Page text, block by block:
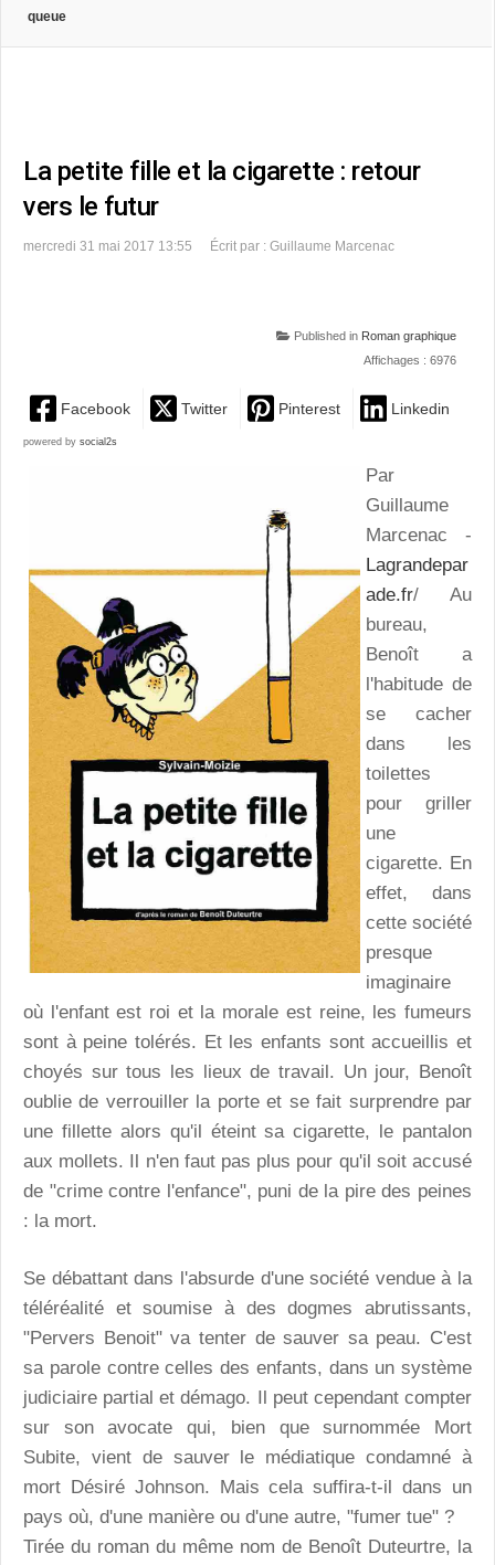
queue
La petite fille et la cigarette : retour
vers le futur
mercredi 31 mai 2017 13:55 Écrit par : Guillaume Marcenac
Published in Roman graphique
Affichages : 6976
Facebook Twitter Pinterest Linkedin
powered by social2s
Par
Guillaume
Marcenac -
Lagrandepar
ade.fr/ Au
bureau,
Benoît a
l'habitude de
se cacher
dans les
toilettes
pour griller
une
cigarette. En
effet, dans
cette société
presque
imaginaire
où l'enfant est roi et la morale est reine, les fumeurs
sont à peine tolérés. Et les enfants sont accueillis et
choyés sur tous les lieux de travail. Un jour, Benoît
oublie de verrouiller la porte et se fait surprendre par
une fillette alors qu'il éteint sa cigarette, le pantalon
aux mollets. Il n'en faut pas plus pour qu'il soit accusé
de "crime contre l'enfance", puni de la pire des peines
: la mort.
Se débattant dans l'absurde d'une société vendue à la
téléréalité et soumise à des dogmes abrutissants,
"Pervers Benoit" va tenter de sauver sa peau. C'est
sa parole contre celles des enfants, dans un système
judiciaire partial et démago. Il peut cependant compter
sur son avocate qui, bien que surnommée Mort
Subite, vient de sauver le médiatique condamné à
mort Désiré Johnson. Mais cela suffira-t-il dans un
pays où, d'une manière ou d'une autre, "fumer tue" ?
Tirée du roman du même nom de Benoît Duteurtre, la